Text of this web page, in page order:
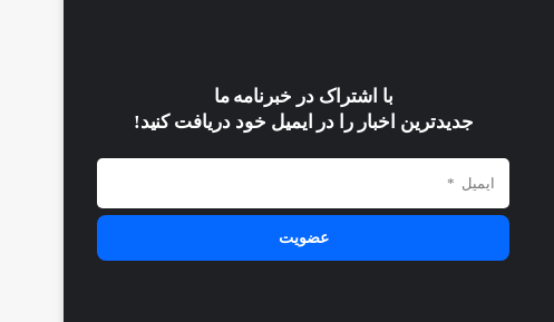
با اشتراک در خبرنامه ما
جدیدترین اخبار را در ایمیل خود دریافت کنید!